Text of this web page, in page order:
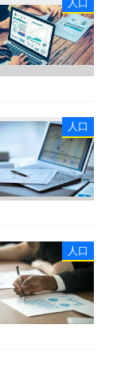
人口
人口